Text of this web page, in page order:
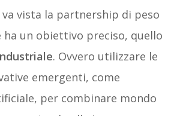
va vista la partnership di peso
ha un obiettivo preciso, quello
. Ovvero utilizzare le
emergenti, come
per combinare mondo